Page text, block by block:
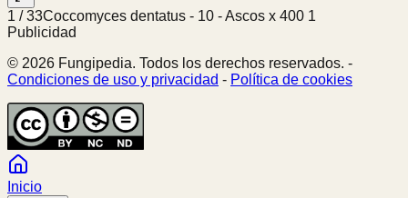
1 /33Coccomyces dentatus - 10 - Ascos x 400 1
Publicidad
© 2026 Fungipedia. Todos los derechos reservados. -
Condiciones de uso y privacidad - Política de cookies
Inicio